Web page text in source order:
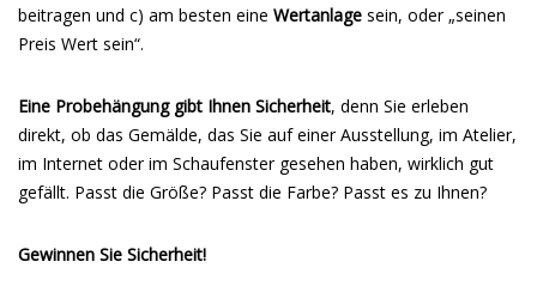
beitragen und c) am besten eine Wertanlage sein, oder „seinen
Preis Wert sein“.
Eine Probehängung gibt Ihnen Sicherheit, denn Sie erleben
direkt, ob das Gemälde, das Sie auf einer Ausstellung, im Atelier,
im Internet oder im Schaufenster gesehen haben, wirklich gut
gefällt. Passt die Größe? Passt die Farbe? Passt es zu Ihnen?
Gewinnen Sie Sicherheit!